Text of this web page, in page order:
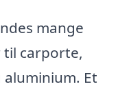
mange
carporte,
Et